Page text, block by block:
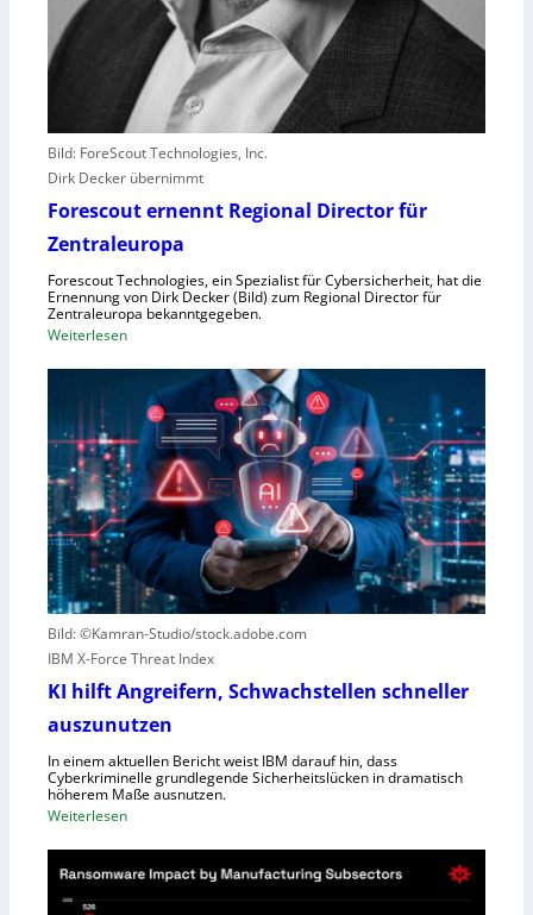
e
b
e
n
V
o
w
ü
r
e
g
e
n
S
c
h
l
e
h
l
e
i
s
Bild: ForeScout Technologies, Inc.
Dirk Decker übernimmt
Forescout ernennt Regional Director für
Zentraleuropa
Forescout Technologies, ein Spezialist für Cybersicherheit, hat die
Ernennung von Dirk Decker (Bild) zum Regional Director für
Zentraleuropa bekanntgegeben.
Weiterlesen:
r
e
s
c
o
u
t
e
n
e
n
t
R
e
n
Bild: ©Kamran-Studio/stock.adobe.com
IBM X-Force Threat Index
KI hilft Angreifern, Schwachstellen schneller
auszunutzen
In einem aktuellen Bericht weist IBM darauf hin, dass
Cyberkriminelle grundlegende Sicherheitslücken in dramatisch
höherem Maße ausnutzen.
Weiterlesen: